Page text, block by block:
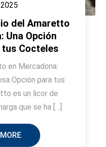
del Amaretto
Una Opción
Cocteles
en Mercadona:
Opción para tus
es un licor de
que se ha […]